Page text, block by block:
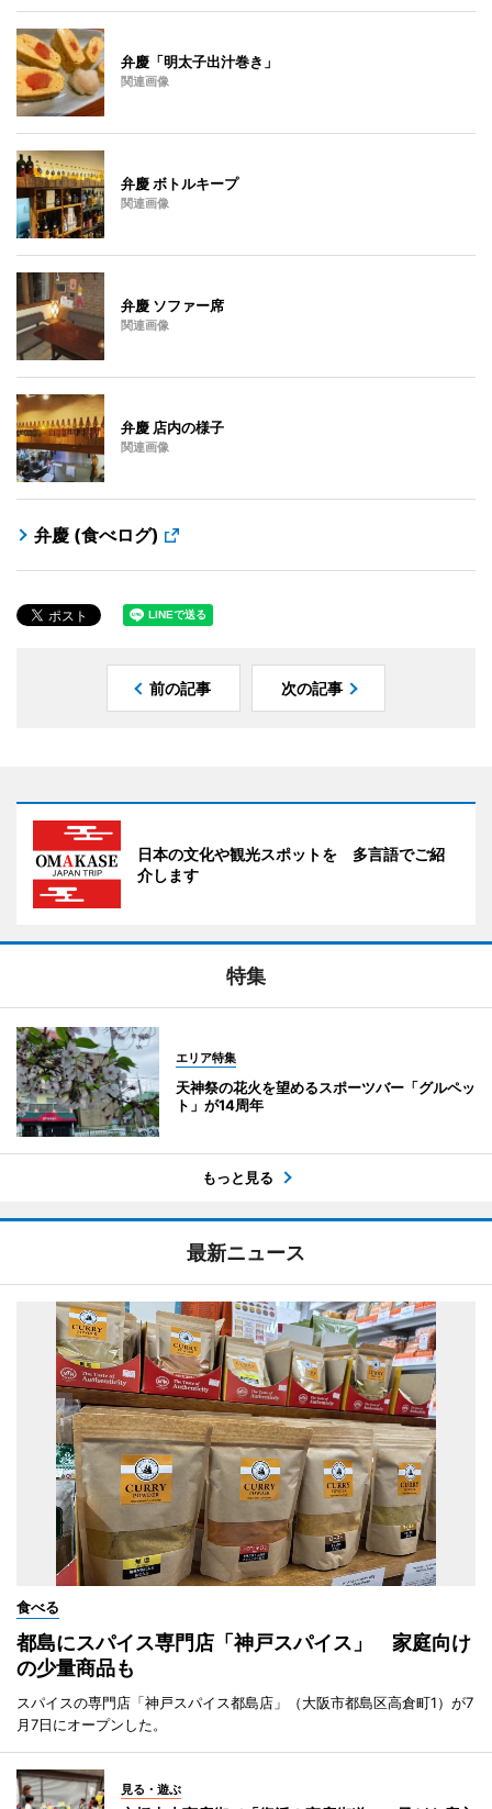
弁慶「明太子出汁巻き」
関連画像
弁慶 ボトルキープ
関連画像
弁慶 ソファー席
関連画像
弁慶 店内の様子
関連画像
弁慶 (食べログ)
前の記事 次の記事
日本の文化や観光スポットを 多言語でご紹
介します
特集
エリア特集
天神祭の花火を望めるスポーツバー「グルペッ
ト」が14周年
もっと見る
最新ニュース
食べる
都島にスパイス専門店「神戸スパイス」 家庭向け
の少量商品も
スパイスの専門店「神戸スパイス都島店」（大阪市都島区高倉町1）が7
月7日にオープンした。
見る・遊ぶ